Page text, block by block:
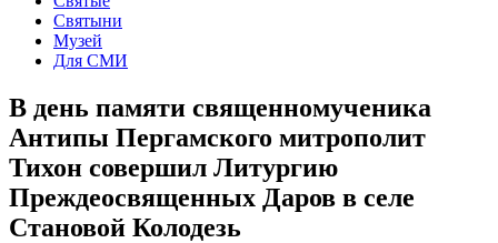
Святыни
Музей
Для СМИ
В день памяти священномученика
Антипы Пергамского митрополит
Тихон совершил Литургию
Преждеосвященных Даров в селе
Становой Колодезь